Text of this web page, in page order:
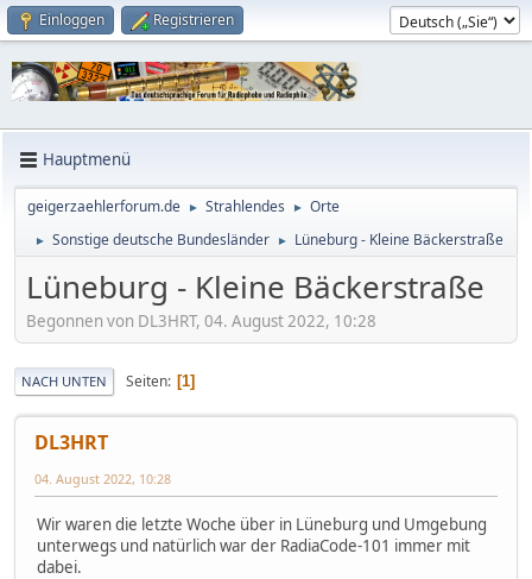
Einloggen Registrieren
Hauptmenü
geigerzaehlerforum.de ► Strahlendes ► Orte
► Sonstige deutsche Bundesländer ► Lüneburg - Kleine Bäckerstraße
Lüneburg - Kleine Bäckerstraße
Begonnen von DL3HRT, 04. August 2022, 10:28
NACH UNTEN Seiten 1
DL3HRT
04. August 2022, 10:28
Wir waren die letzte Woche über in Lüneburg und Umgebung
unterwegs und natürlich war der RadiaCode-101 immer mit
dabei.